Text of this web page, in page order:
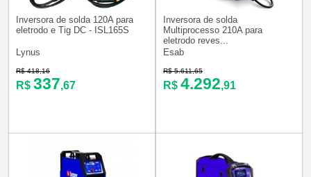
Inversora de solda 120A para
eletrodo e Tig DC - ISL165S
Lynus
R$ 418,16
R$ 337,67
Inversora de solda
Multiprocesso 210A para
eletrodo reves...
Esab
R$ 5.611,65
R$ 4.292,91